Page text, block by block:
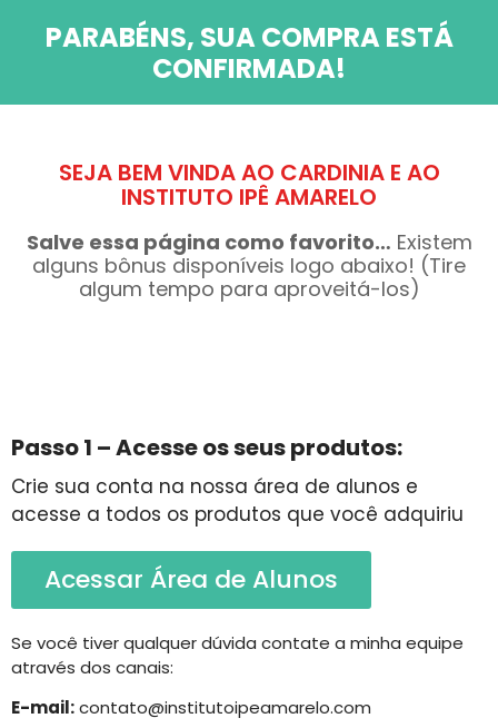
PARABÉNS, SUA COMPRA ESTÁ
CONFIRMADA!
SEJA BEM VINDA AO CARDINIA E AO
INSTITUTO IPÊ AMARELO
Salve essa página como favorito… Existem
alguns bônus disponíveis logo abaixo! (Tire
algum tempo para aproveitá-los)
Passo 1 – Acesse os seus produtos:
Crie sua conta na nossa área de alunos e
acesse a todos os produtos que você adquiriu
Acessar Área de Alunos
Se você tiver qualquer dúvida contate a minha equipe
através dos canais:
E-mail:contato@institutoipeamarelo.com